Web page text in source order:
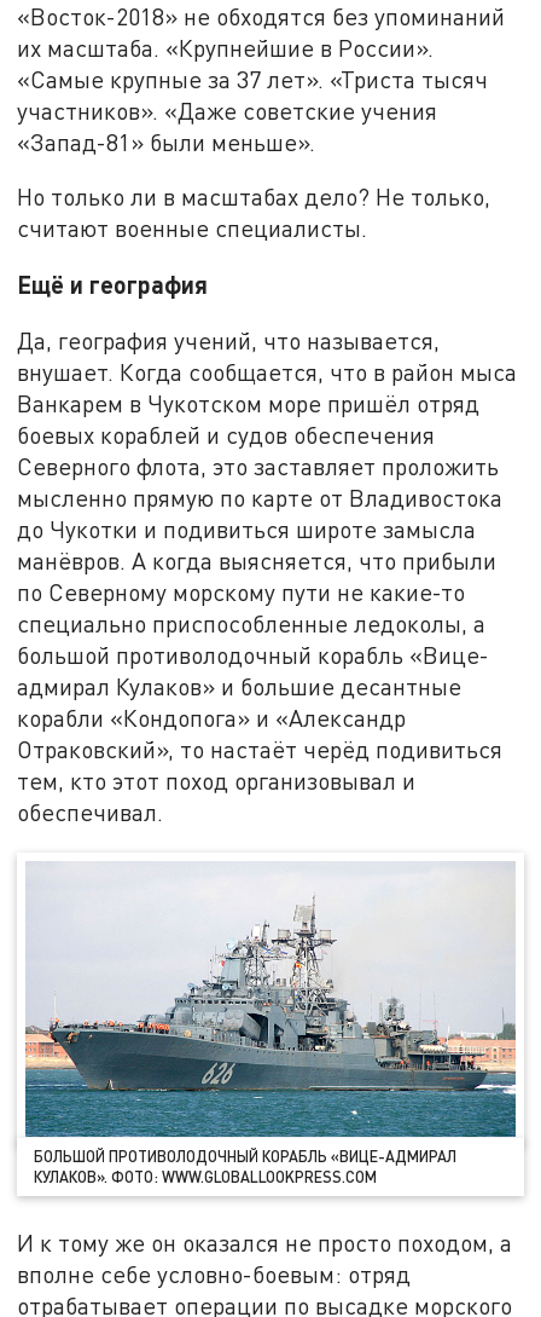
«Восток-2018» не обходятся без упоминаний
их масштаба. «Крупнейшие в России».
«Самые крупные за 37 лет». «Триста тысяч
участников». «Даже советские учения
«Запад-81» были меньше».
Но только ли в масштабах дело? Не только,
считают военные специалисты.
Ещё и география
Да, география учений, что называется,
внушает. Когда сообщается, что в район мыса
Ванкарем в Чукотском море пришёл отряд
боевых кораблей и судов обеспечения
Северного флота, это заставляет проложить
мысленно прямую по карте от Владивостока
до Чукотки и подивиться широте замысла
манёвров. А когда выясняется, что прибыли
по Северному морскому пути не какие-то
специально приспособленные ледоколы, а
большой противолодочный корабль «Вице-
адмирал Кулаков» и большие десантные
корабли «Кондопога» и «Александр
Отраковский», то настаёт черёд подивиться
тем, кто этот поход организовывал и
обеспечивал.
БОЛЬШОЙ ПРОТИВОЛОДОЧНЫЙ КОРАБЛЬ «ВИЦЕ-АДМИРАЛ
КУЛАКОВ». ФОТО: WWW.GLOBALLOOKPRESS.COM
И к тому же он оказался не просто походом, а
вполне себе условно-боевым: отряд
отрабатывает операции по высадке морского